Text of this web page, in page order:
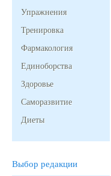
Упражнения
Тренировка
Фармакология
Единоборства
Здоровье
Саморазвитие
Диеты
Выбор редакции